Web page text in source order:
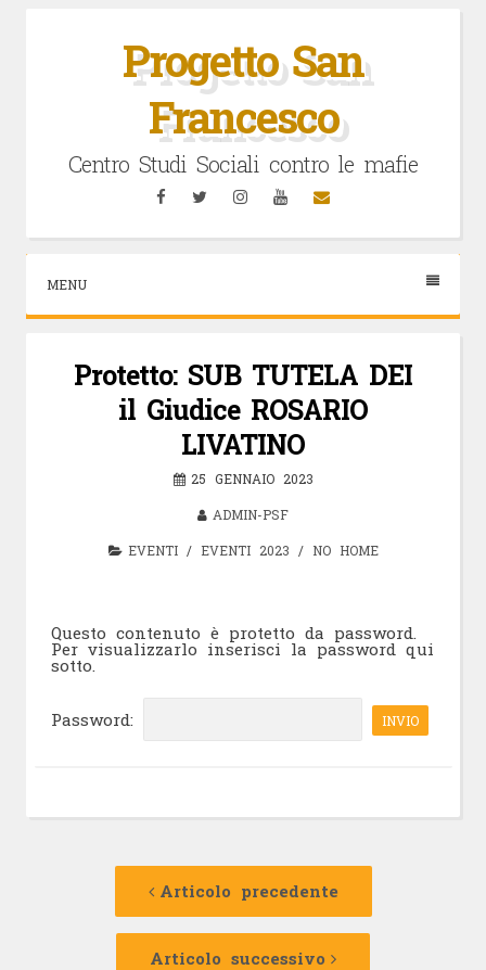
Progetto San
Francesco
Centro Studi Sociali contro le mafie
FacebookTwitterInstagramYouTubeEmail
MENU
Protetto: SUB TUTELA DEI
il Giudice ROSARIO
LIVATINO
25 GENNAIO 2023
ADMIN-PSF
EVENTI/ EVENTI 2023 / NO HOME
Questo contenuto è protetto da password.
Per visualizzarlo inserisci la password qui
sotto.
Password:
Navigazione
Articolo precedente
Articolo
Articolo successivo
Articolo